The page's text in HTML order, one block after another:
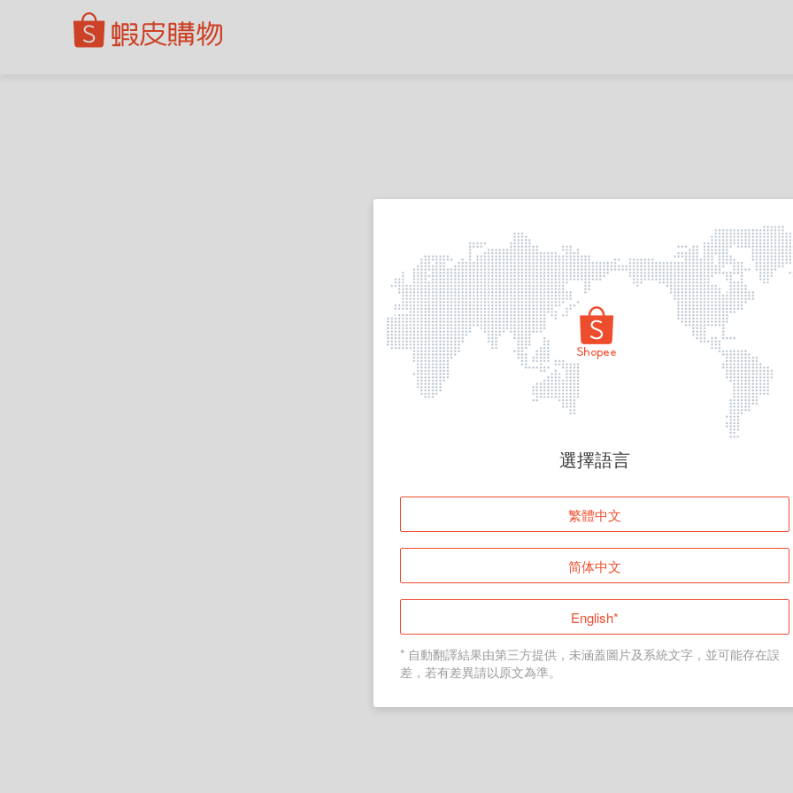
頁面無法顯示
登入
返回首頁
選擇語言
繁體中文
简体中文
English*
* 自動翻譯結果由第三方提供，未涵蓋圖片及系統文字，並可能存在誤
差，若有差異請以原文為準。